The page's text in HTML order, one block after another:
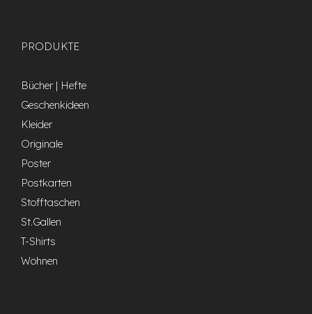
PRODUKTE
Bücher | Hefte
Geschenkideen
Kleider
Originale
Poster
Postkarten
Stofftaschen
St.Gallen
T-Shirts
Wohnen